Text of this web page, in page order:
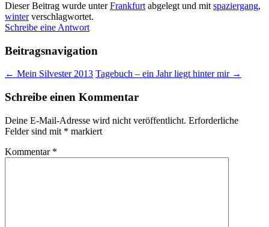
Dieser Beitrag wurde unterFrankfurt abgelegt und mit spaziergang,
winterverschlagwortet.
Schreibe eine Antwort
Beitragsnavigation
← Mein Silvester 2013 Tagebuch – ein Jahr liegt hinter mir →
Schreibe einen Kommentar
Deine E-Mail-Adresse wird nicht veröffentlicht. Erforderliche
Felder sind mit * markiert
Kommentar *